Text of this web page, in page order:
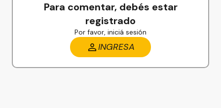
Para comentar, debés estar
registrado
Por favor, iniciá sesión
INGRESA